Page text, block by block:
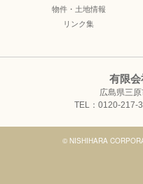
物件・土地情報
リンク集
有限
広島県三
TEL：0120-217-
© NISHIHARA